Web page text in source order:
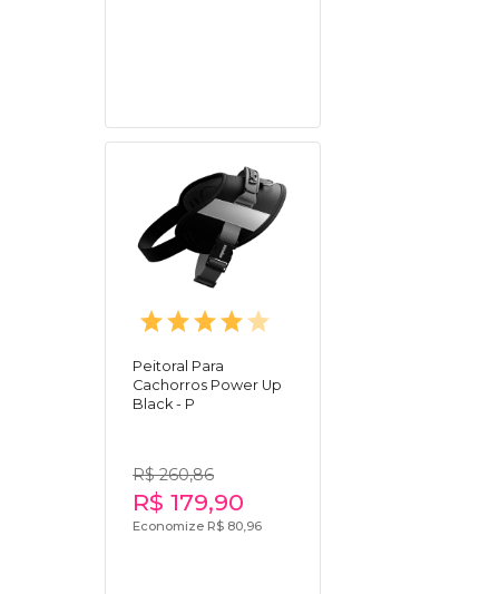
Peitoral Para
Cachorros Power Up
Black - P
R$ 260,86
R$ 179,90
Economize R$ 80,96